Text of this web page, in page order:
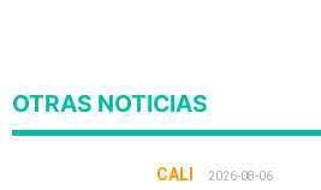
OTRAS NOTICIAS
CALI 2026-08-06